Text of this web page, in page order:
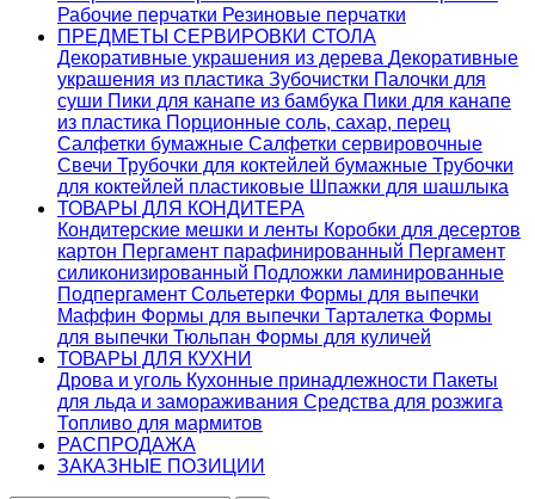
Рабочие перчатки Резиновые перчатки
ПРЕДМЕТЫ СЕРВИРОВКИ СТОЛА
Декоративные украшения из дерева Декоративные
украшения из пластика Зубочистки Палочки для
суши Пики для канапе из бамбука Пики для канапе
из пластика Порционные соль, сахар, перец
Салфетки бумажные Салфетки сервировочные
Свечи Трубочки для коктейлей бумажные Трубочки
для коктейлей пластиковые Шпажки для шашлыка
ТОВАРЫ ДЛЯ КОНДИТЕРА
Кондитерские мешки и ленты Коробки для десертов
картон Пергамент парафинированный Пергамент
силиконизированный Подложки ламинированные
Подпергамент Сольетерки Формы для выпечки
Маффин Формы для выпечки Тарталетка Формы
для выпечки Тюльпан Формы для куличей
ТОВАРЫ ДЛЯ КУХНИ
Дрова и уголь Кухонные принадлежности Пакеты
для льда и замораживания Средства для розжига
Топливо для мармитов
РАСПРОДАЖА
ЗАКАЗНЫЕ ПОЗИЦИИ